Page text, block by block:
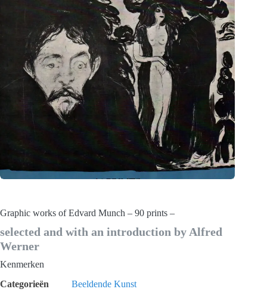
Graphic works of Edvard Munch – 90 prints –
selected and with an introduction by Alfred
Werner
Kenmerken
Categorieën
Beeldende Kunst